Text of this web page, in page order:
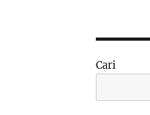
Cari